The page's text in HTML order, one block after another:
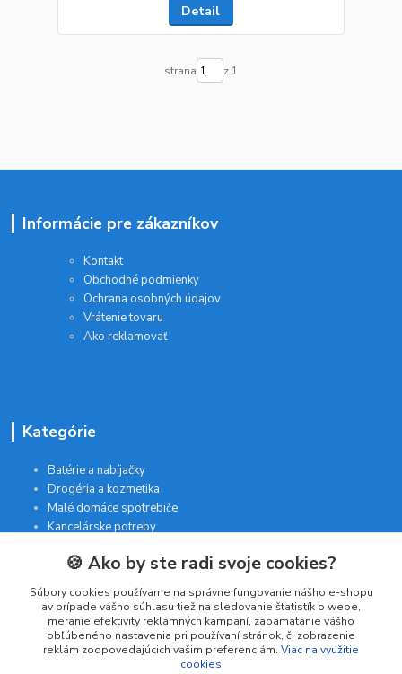
Detail
strana z 1
Informácie pre zákazníkov
Kontakt
Obchodné podmienky
Ochrana osobných údajov
Vrátenie tovaru
Ako reklamovať
Kategórie
Batérie a nabíjačky
Drogéria a kozmetika
Malé domáce spotrebiče
Kancelárske potreby
Kontakt
INTERGAM s.r.o
Jelšová 5
🍪 Ako by ste radi svoje cookies?
Súbory cookies používame na správne fungovanie nášho e-shopu
av prípade vášho súhlasu tiež na sledovanie štatistík o webe,
meranie efektivity reklamných kampaní, zapamätanie vášho
obľúbeného nastavenia pri používaní stránok, či zobrazenie
reklám zodpovedajúcich vašim preferenciám. Viac na využitie
cookies